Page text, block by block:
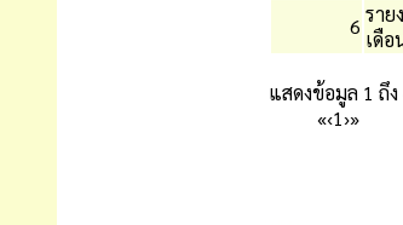
6 ราย
เดือ
แสดงข้อมูล 1 ถึง
«‹1›»